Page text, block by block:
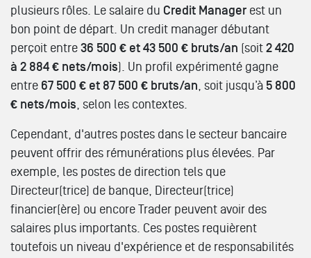
plusieurs rôles. Le salaire du Credit Manager est un
bon point de départ. Un credit manager débutant
perçoit entre 36 500 € et 43 500 € bruts/an (soit 2 420
à 2 884 € nets/mois). Un profil expérimenté gagne
entre 67 500 € et 87 500 € bruts/an, soit jusqu’à 5 800
€ nets/mois, selon les contextes.
Cependant, d'autres postes dans le secteur bancaire
peuvent offrir des rémunérations plus élevées. Par
exemple, les postes de direction tels que
Directeur(trice) de banque, Directeur(trice)
financier(ère) ou encore Trader peuvent avoir des
salaires plus importants. Ces postes requièrent
toutefois un niveau d'expérience et de responsabilités